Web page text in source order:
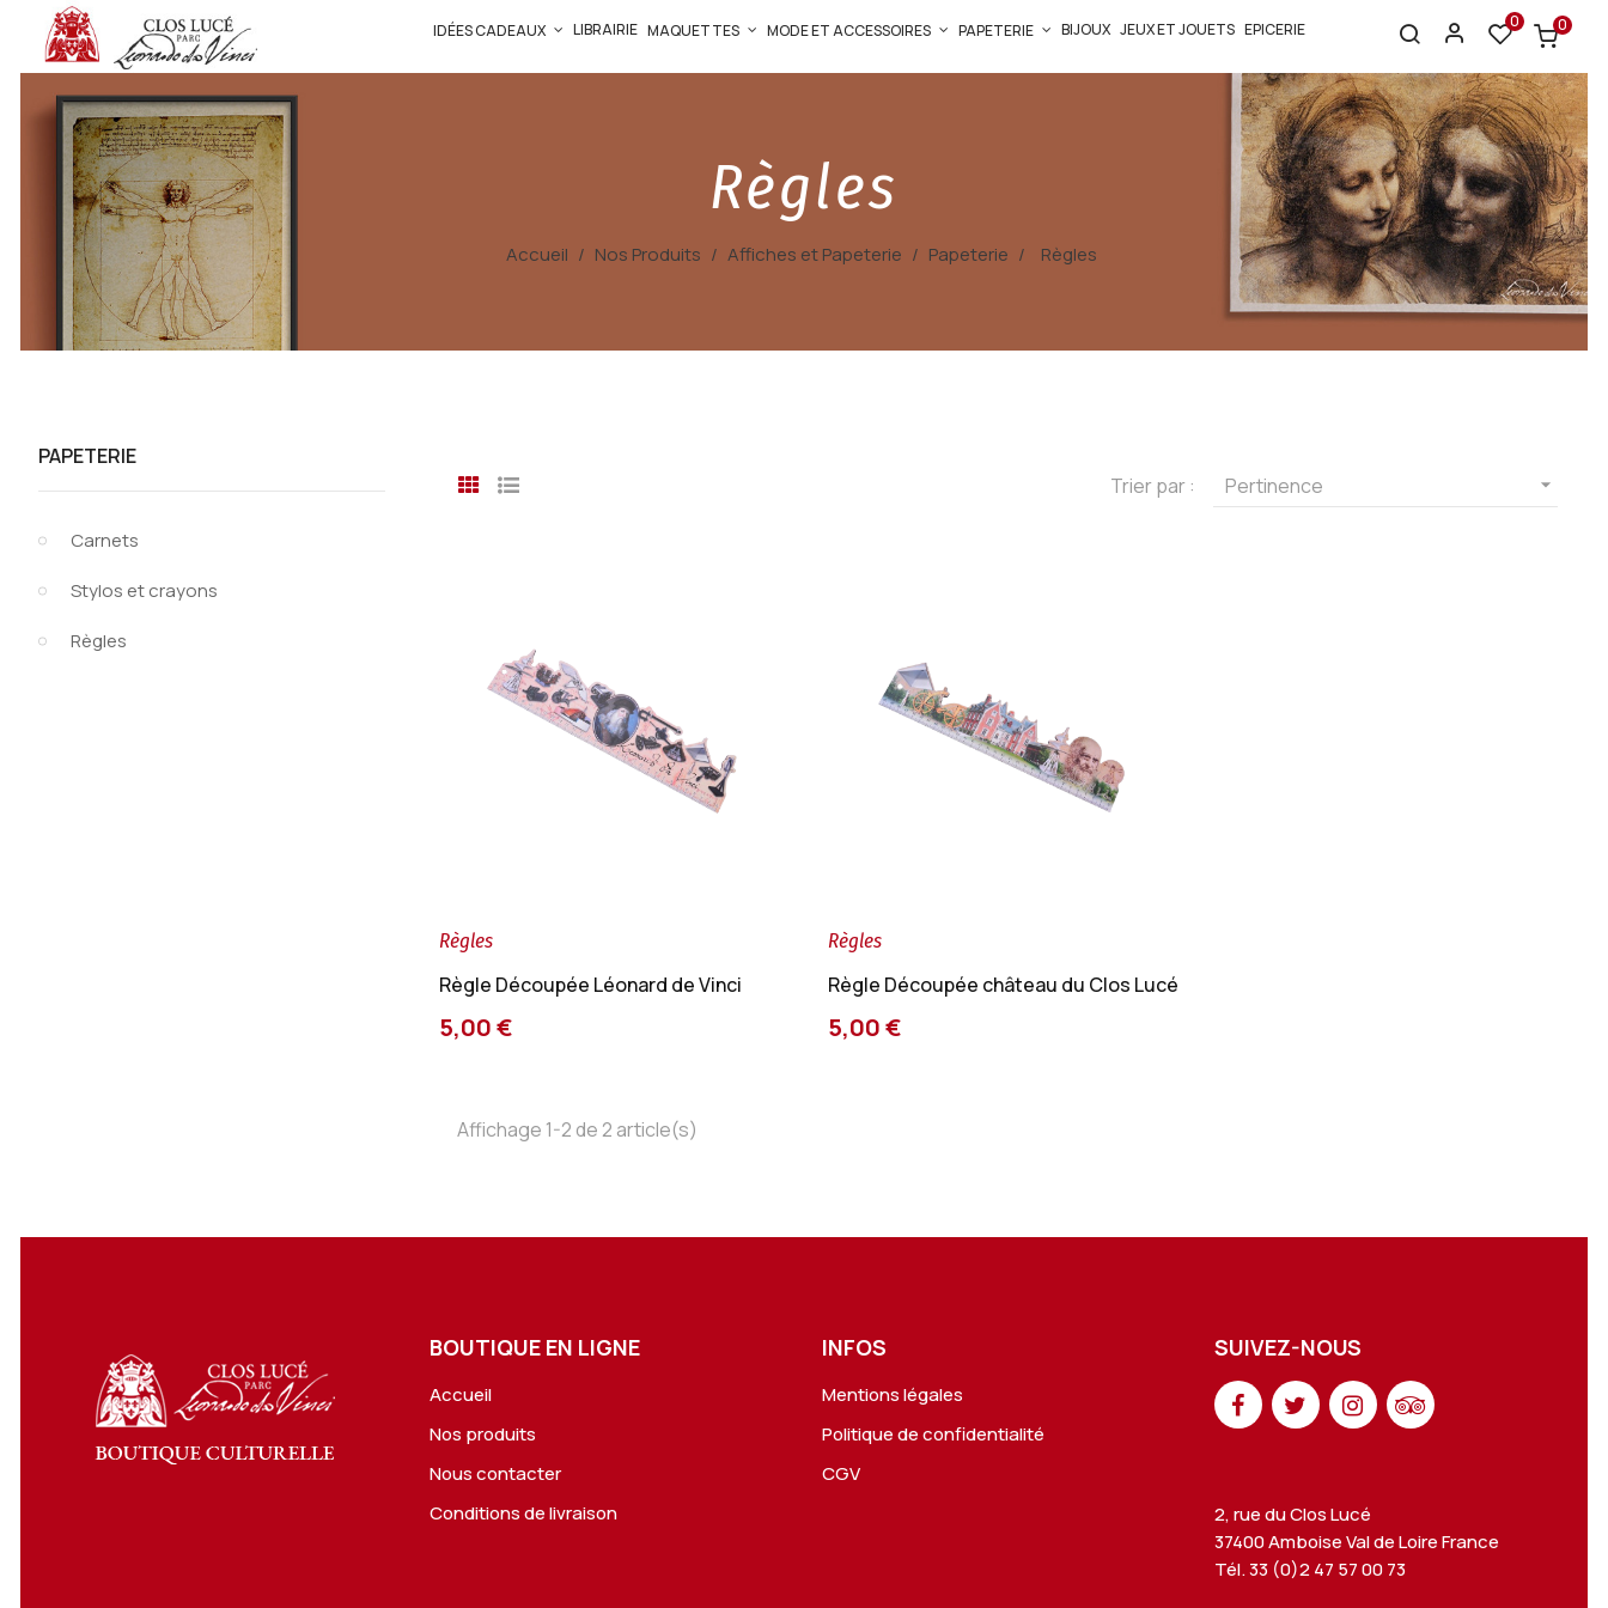
IDÉES CADEAUX LIBRAIRIE MAQUETTES MODE ET ACCESSOIRES PAPETERIE BIJOUX JEUX ET JOUETS EPICERIE 0 0
Règles
Accueil Nos Produits Affiches et Papeterie Papeterie Règles
PAPETERIE
Carnets
Stylos et crayons
Règles
Trier par : Pertinence 
Règles
Règle Découpée Léonard de Vinci
5,00 €
Règles
Règle Découpée château du Clos Lucé
5,00 €
Affichage 1-2 de 2 article(s)
BOUTIQUE EN LIGNE
Accueil
Nos produits
Nous contacter
Conditions de livraison
INFOS
Mentions légales
Politique de confidentialité
CGV
SUIVEZ-NOUS
2, rue du Clos Lucé
37400 Amboise Val de Loire France
Tél. 33 (0)2 47 57 00 73